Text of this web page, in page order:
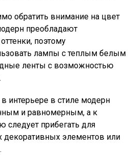
обратить внимание на цвет
преобладают
поэтому
лампы с теплым белым
ленты с возможностью
интерьере в стиле модерн
и равномерным, а к
следует прибегать для
декоративных элементов или